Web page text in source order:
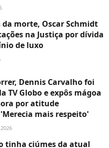
da morte, Oscar Schmidt
na Justiça por dívida
de luxo
Dennis Carvalho foi
TV Globo e expôs mágoa
por atitude
mais respeito'
tinha ciúmes da atual